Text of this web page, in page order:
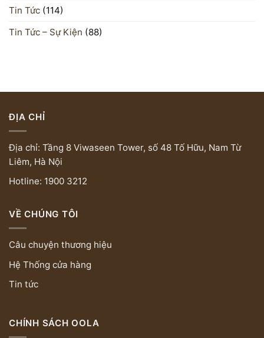
Tin Tức (114)
Tin Tức – Sự Kiện (88)
ĐỊA CHỈ
Địa chỉ: Tầng 8 Viwaseen Tower, số 48 Tố Hữu, Nam Từ
Liêm, Hà Nội
Hotline: 1900 3212
VỀ CHÚNG TÔI
Câu chuyện thương hiệu
Hệ Thống cửa hàng
Tin tức
CHÍNH SÁCH OOLA